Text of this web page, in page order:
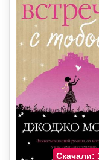
Скачали: